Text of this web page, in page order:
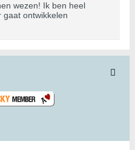
wezen! Ik ben heel
gaat ontwikkelen